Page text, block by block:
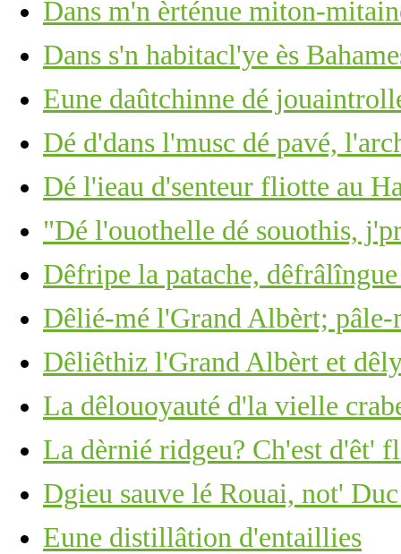
Dans m'n èrténue miton-
Dans s'n habitacl'ye ès
Eune daûtchinne dé
Dé d'dans l'musc dé pavé,
Dé l'ieau d'senteur fliotte au
"Dé l'ouothelle dé souothis,
Dêfripe la patache,
Dêlié-mé l'Grand Albèrt; pâle-
Dêliêthiz l'Grand Albèrt et
La dêlouoyauté d'la vielle
La dèrnié ridgeu? Ch'est d'êt'
Dgieu sauve lé Rouai, not'
Eune distillâtion d'entaillies